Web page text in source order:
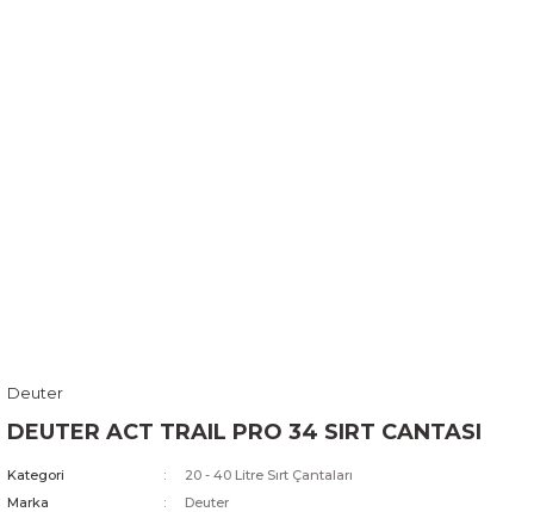
Deuter
DEUTER ACT TRAIL PRO 34 SIRT CANTASI
Kategori
20 - 40 Litre Sırt Çantaları
Marka
Deuter